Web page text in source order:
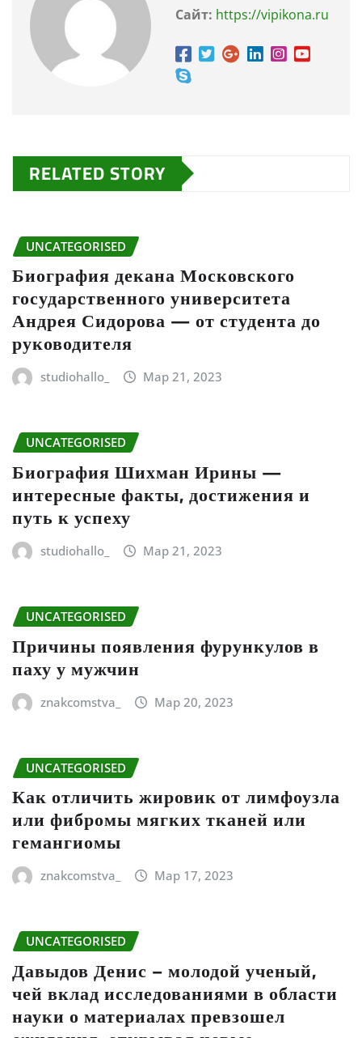
Сайт: https://vipikona.ru
RELATED STORY
UNCATEGORISED
Биография декана Московского
государственного университета
Андрея Сидорова — от студента до
руководителя
studiohallo_ Мар 21, 2023
UNCATEGORISED
Биография Шихман Ирины —
интересные факты, достижения и
путь к успеху
studiohallo_ Мар 21, 2023
UNCATEGORISED
Причины появления фурункулов в
паху у мужчин
znakcomstva_ Мар 20, 2023
UNCATEGORISED
Как отличить жировик от лимфоузла
или фибромы мягких тканей или
гемангиомы
znakcomstva_ Мар 17, 2023
UNCATEGORISED
Давыдов Денис – молодой ученый,
чей вклад исследованиями в области
науки о материалах превзошел